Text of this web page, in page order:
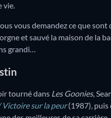
vie.
vous demandez ce que sont
et sauvé la maison de la
grandi…
tourné dans Les Goonies,
Victoire sur la peur (1987), puis